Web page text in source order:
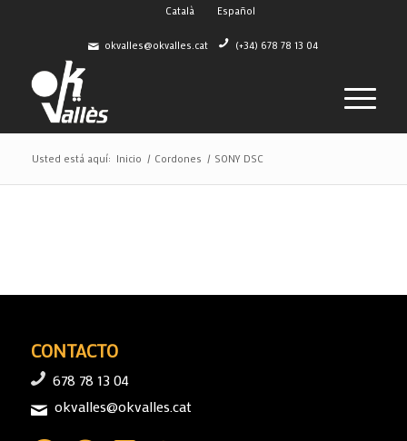
Català Español
okvalles@okvalles.cat (+34) 678 78 13 04
Usted está aquí: Inicio / Cordones / SONY DSC
CONTACTO
678 78 13 04
okvalles@okvalles.cat